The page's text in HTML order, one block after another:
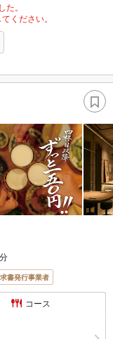
。
ください。
書発行事業者
コース